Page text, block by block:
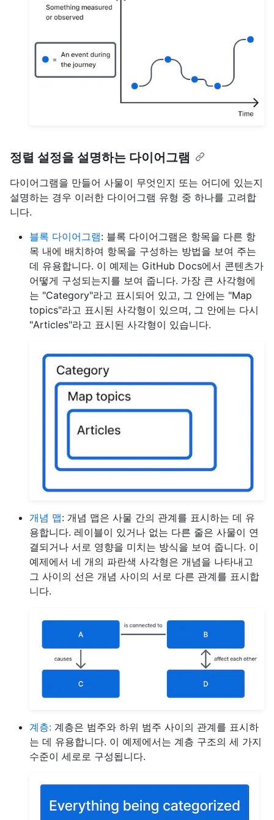
정렬 설정을 설명하는 다이어그램
다이어그램을 만들어 사물이 무엇인지 또는 어디에 있는지
설명하는 경우 이러한 다이어그램 유형 중 하나를 고려합
니다.
블록 다이어그램: 블록 다이어그램은 항목을 다른 항
목 내에 배치하여 항목을 구성하는 방법을 보여 주는
데 유용합니다. 이 예제는 GitHub Docs에서 콘텐츠가
어떻게 구성되는지를 보여 줍니다. 가장 큰 사각형에
는 "Category"라고 표시되어 있고, 그 안에는 "Map
topics"라고 표시된 사각형이 있으며, 그 안에는 다시
"Articles"라고 표시된 사각형이 있습니다.
개념 맵: 개념 맵은 사물 간의 관계를 표시하는 데 유
용합니다. 레이블이 있거나 없는 다른 줄은 사물이 연
결되거나 서로 영향을 미치는 방식을 보여 줍니다. 이
예제에서 네 개의 파란색 사각형은 개념을 나타내고
그 사이의 선은 개념 사이의 서로 다른 관계를 표시합
니다.
계층: 계층은 범주와 하위 범주 사이의 관계를 표시하
는 데 유용합니다. 이 예제에서는 계층 구조의 세 가지
수준이 세로로 구성됩니다.